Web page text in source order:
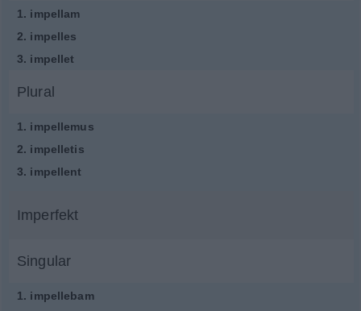
1. impellam
2. impelles
3. impellet
Plural
1. impellemus
2. impelletis
3. impellent
Imperfekt
Singular
1. impellebam